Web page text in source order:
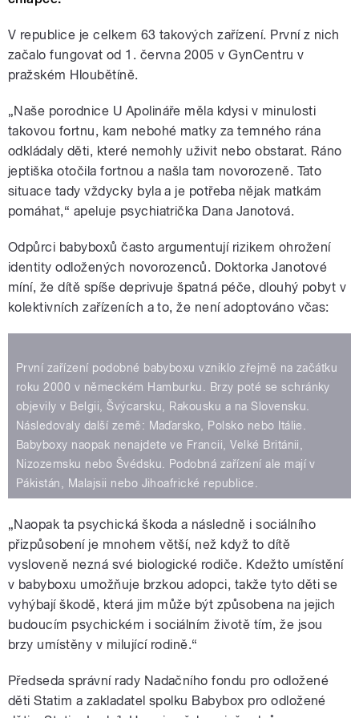
V republice je celkem 63 takových zařízení. První z nich
začalo fungovat od 1. června 2005 v GynCentru v
pražském Hloubětíně.
„Naše porodnice U Apolináře měla kdysi v minulosti
takovou fortnu, kam nebohé matky za temného rána
odkládaly děti, které nemohly uživit nebo obstarat. Ráno
jeptiška otočila fortnou a našla tam novorozeně. Tato
situace tady vždycky byla a je potřeba nějak matkám
pomáhat,“ apeluje psychiatrička Dana Janotová.
Odpůrci babyboxů často argumentují rizikem ohrožení
identity odložených novorozenců. Doktorka Janotové
míní, že dítě spíše deprivuje špatná péče, dlouhý pobyt v
kolektivních zařízeních a to, že není adoptováno včas:
První zařízení podobné babyboxu vzniklo zřejmě na začátku
roku 2000 v německém Hamburku. Brzy poté se schránky
objevily v Belgii, Švýcarsku, Rakousku a na Slovensku.
Následovaly další země: Maďarsko, Polsko nebo Itálie.
Babyboxy naopak nenajdete ve Francii, Velké Británii,
Nizozemsku nebo Švédsku. Podobná zařízení ale mají v
Pákistán, Malajsii nebo Jihoafrické republice.
„Naopak ta psychická škoda a následně i sociálního
přizpůsobení je mnohem větší, než když to dítě
vysloveně nezná své biologické rodiče. Kdežto umístění
v babyboxu umožňuje brzkou adopci, takže tyto děti se
vyhýbají škodě, která jim může být způsobena na jejich
budoucím psychickém i sociálním životě tím, že jsou
brzy umístěny v milující rodině.“
Předseda správní rady Nadačního fondu pro odložené
děti Statim a zakladatel spolku Babybox pro odložené